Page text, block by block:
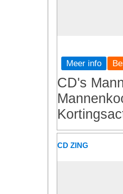
Meer info
CD's
CD ZING